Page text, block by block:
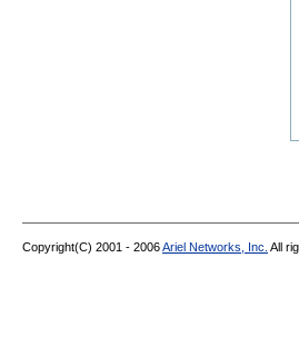
Copyright(C) 2001 - 2006Ariel Networks, Inc. All